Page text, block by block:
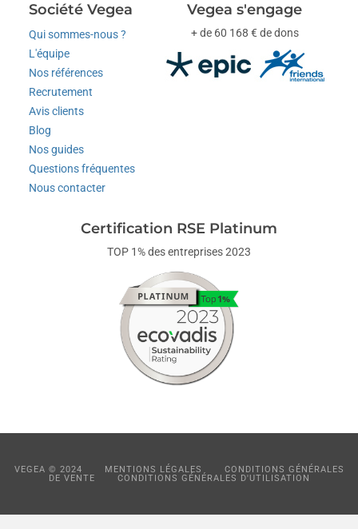
Société Vegea
Qui sommes-nous ?
L'équipe
Nos références
Recrutement
Avis clients
Blog
Nos guides
Questions fréquentes
Nous contacter
Vegea s'engage
+ de 60 168 € de dons
Certification RSE Platinum
TOP 1% des entreprises 2023
VEGEA © 2024 MENTIONS LÉGALES
CONDITIONS GÉNÉRALES
DE VENTE
CONDITIONS GÉNÉRALES D'UTILISATION